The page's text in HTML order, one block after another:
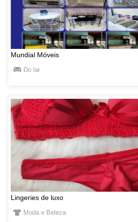
Mundial Móveis
Do lar
Lingeries de luxo
Moda e Beleza